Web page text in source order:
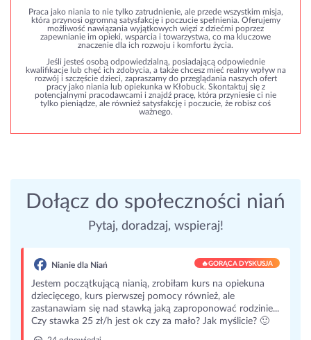
Praca jako niania to nie tylko zatrudnienie, ale przede wszystkim misja,
która przynosi ogromną satysfakcję i poczucie spełnienia. Oferujemy
możliwość nawiązania wyjątkowych więzi z dziećmi poprzez
zapewnianie im opieki, wsparcia i towarzystwa, co ma kluczowe
znaczenie dla ich rozwoju i komfortu życia.
Jeśli jesteś osobą odpowiedzialną, posiadającą odpowiednie
kwalifikacje lub chęć ich zdobycia, a także chcesz mieć realny wpływ na
rozwój i szczęście dzieci, zapraszamy do przeglądania naszych ofert
pracy jako niania lub opiekunka w Kłobuck. Skontaktuj się z
potencjalnymi pracodawcami i znajdź pracę, która przyniesie ci nie
tylko pieniądze, ale również satysfakcję i poczucie, że robisz coś
ważnego.
Dołącz do społeczności niań
Pytaj, doradzaj, wspieraj!
Nianie dla Niań 🔥GORĄCA DYSKUSJA
Jestem początkującą nianią, zrobiłam kurs na opiekuna
dziecięcego, kurs pierwszej pomocy również, ale
zastanawiam się nad stawką jaką zaproponować rodzinie...
Czy stawka 25 zł/h jest ok czy za mało? Jak myślicie? 🙂